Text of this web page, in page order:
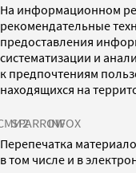
На информационном
рекомендательные
предоставления
систематизации и
к предпочтениям
находящихся на
SPARROWINFOX
Перепечатка
в том числе и в